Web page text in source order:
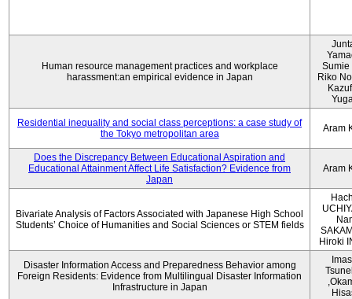
Human resource management practices and workplace
harassment:an empirical evidence in Japan
Sumie
Riko
Residential inequality and social class perceptions: a case study of
the Tokyo metropolitan area
Aram
Does the Discrepancy Between Educational Aspiration and
Educational Attainment Affect Life Satisfaction? Evidence from
Japan
Aram
Bivariate Analysis of Factors Associated with Japanese High School
Students’ Choice of Humanities and Social Sciences or STEM fields
Hiroki
Disaster Information Access and Preparedness Behavior among
Foreign Residents: Evidence from Multilingual Disaster Information
Infrastructure in Japan